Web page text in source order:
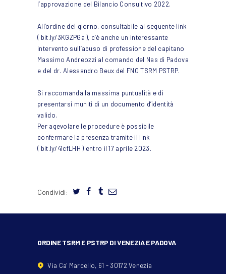
l’approvazione del Bilancio Consultivo 2022.
All’ordine del giorno, consultabile al seguente link
( bit.ly/3KGZPGa ), c’è anche un interessante
intervento sull’abuso di professione del capitano
Massimo Andreozzi al comando del Nas di Padova
e del dr. Alessandro Beux del FNO TSRM PSTRP.
Si raccomanda la massima puntualità e di
presentarsi muniti di un documento d’identità
valido.
Per agevolare le procedure è possibile
confermare la presenza tramite il link
( bit.ly/41cfLHH ) entro il 17 aprile 2023.
Condividi:
ORDINE TSRM E PSTRP DI VENEZIA E PADOVA
Via Ca' Marcello, 61 - 30172 Venezia